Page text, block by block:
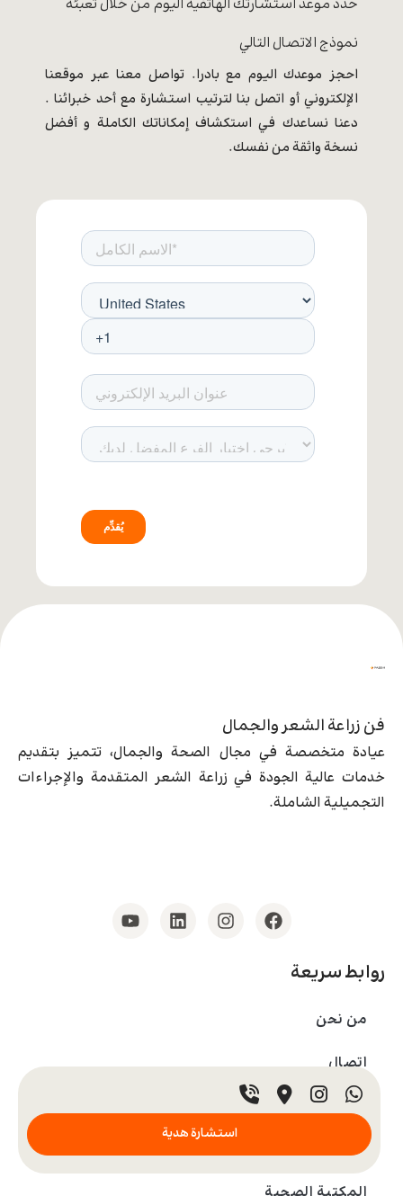
حدد موعد استشارتك الهاتفية اليوم من خلال تعبئة
نموذج الاتصال التالي
احجز موعدك اليوم مع بادرا. تواصل معنا عبر موقعنا
الإلكتروني أو اتصل بنا لترتيب استشارة مع أحد خبرائنا .
دعنا نساعدك في استكشاف إمكاناتك الكاملة و أفضل
نسخة واثقة من نفسك.
روابط سريعة
من نحن
اتصال
الرعايات الصحية
الأعراض و الحالات الصحية
فن زراعة الشعر والجمال
عيادة متخصصة في مجال الصحة والجمال، تتميز بتقديم
خدمات عالية الجودة في زراعة الشعر المتقدمة والإجراءات
التجميلية الشاملة.
استشارة هدية